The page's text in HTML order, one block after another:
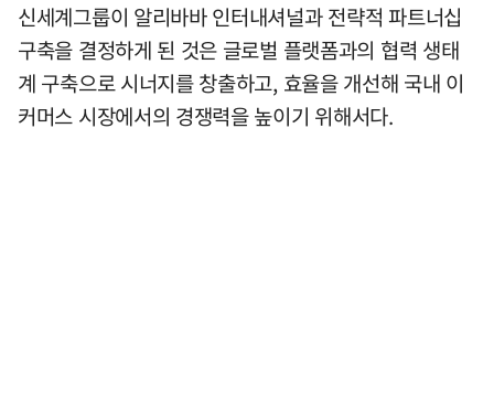
신세계그룹이 알리바바 인터내셔널과 전략적 파트너십
구축을 결정하게 된 것은 글로벌 플랫폼과의 협력 생태
계 구축으로 시너지를 창출하고, 효율을 개선해 국내 이
커머스 시장에서의 경쟁력을 높이기 위해서다.